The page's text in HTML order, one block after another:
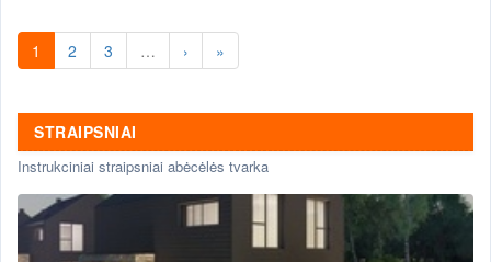
1 2 3 … › »
STRAIPSNIAI
Instrukciniai straipsniai abėcėlės tvarka